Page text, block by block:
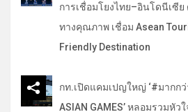
การเชื่อมโยงไทย–อินโดนีเซี
ทางคุณภาพ เชื่อม Asean
Friendly Destination
กท.เปิดแคมเปญใหญ่ ‘#มากกว่
ASIAN GAMES’ หลอมรวมหัว